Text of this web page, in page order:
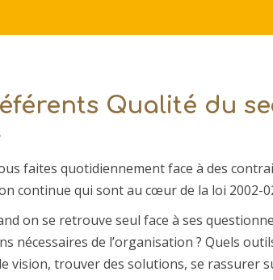
Qualité du
faites quotidiennement face à des
continue qui sont au cœur de la loi
on se retrouve seul face à ses
nécessaires de l’organisation ? Quels
vision, trouver des solutions, se rassurer